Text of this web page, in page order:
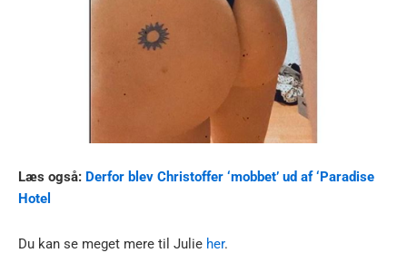
Læs også: Derfor blev Christoffer ‘mobbet’ ud af ‘Paradise
Hotel
Du kan se meget mere til Julie her.